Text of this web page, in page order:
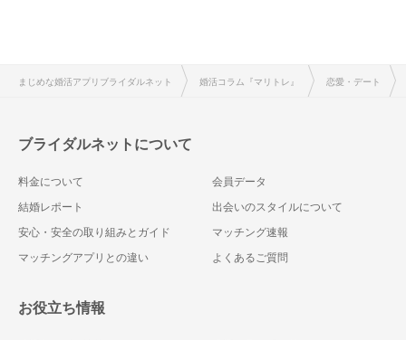
まじめな婚活アプリブライダルネット 婚活コラム『マリトレ』 恋愛・デート
ブライダルネットについて
料金について
会員データ
結婚レポート
出会いのスタイルについて
安心・安全の取り組みとガイド
マッチング速報
マッチングアプリとの違い
よくあるご質問
お役立ち情報